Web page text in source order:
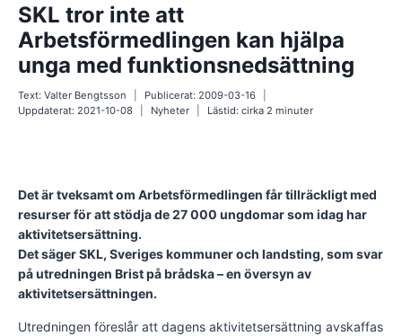
SKL tror inte att
Arbetsförmedlingen kan hjälpa
unga med funktionsnedsättning
Text: Valter Bengtsson Publicerat: 2009-03-16
Uppdaterat: 2021-10-08 Nyheter Lästid: cirka2minuter
Det är tveksamt om Arbetsförmedlingen får tillräckligt med
resurser för att stödja de 27 000 ungdomar som idag har
aktivitetsersättning.
Det säger SKL, Sveriges kommuner och landsting, som svar
på utredningen Brist på brådska – en översyn av
aktivitetsersättningen.
Utredningen föreslår att dagens aktivitetsersättning avskaffas